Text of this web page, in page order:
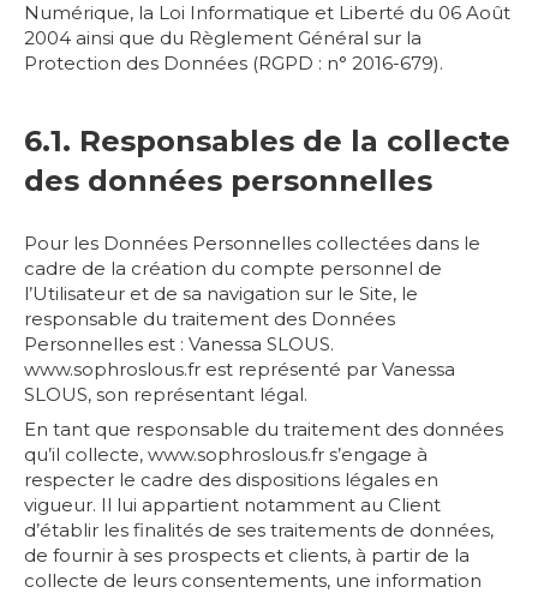
Numérique, la Loi Informatique et Liberté du 06 Août
2004 ainsi que du Règlement Général sur la
Protection des Données (RGPD : n° 2016-679).
6.1. Responsables de la collecte
des données personnelles
Pour les Données Personnelles collectées dans le
cadre de la création du compte personnel de
l’Utilisateur et de sa navigation sur le Site, le
responsable du traitement des Données
Personnelles est : Vanessa SLOUS.
www.sophroslous.fr est représenté par Vanessa
SLOUS, son représentant légal.
En tant que responsable du traitement des données
qu’il collecte, www.sophroslous.fr s’engage à
respecter le cadre des dispositions légales en
vigueur. Il lui appartient notamment au Client
d’établir les finalités de ses traitements de données,
de fournir à ses prospects et clients, à partir de la
collecte de leurs consentements, une information